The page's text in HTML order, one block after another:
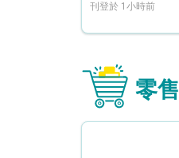
刊登於 1小時前
零售